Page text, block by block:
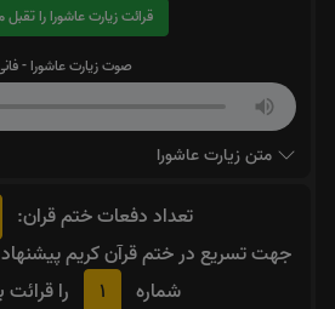
قرائت زیارت عاشورا را تقبل میکنم
صوت زیارت عاشورا -
متن زیارت عاشورا
تعداد دفعات ختم قران:
جهت تسریع در ختم قرآن کریم
شماره
1 را قرائت